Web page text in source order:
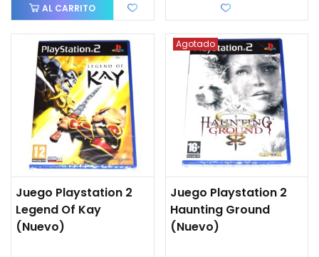
AL CARRITO
Juego Playstation 2
Legend Of Kay
(Nuevo)
Agotado
Juego Playstation 2
Haunting Ground
(Nuevo)